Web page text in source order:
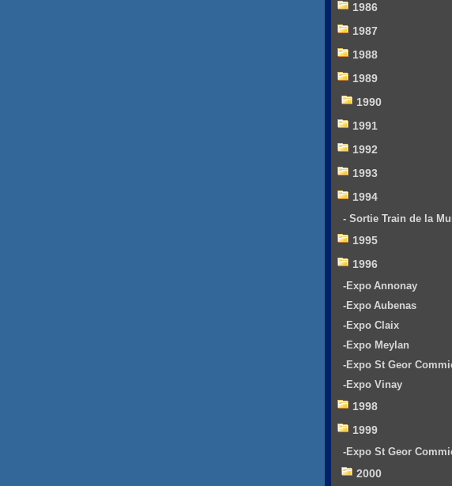
1986
1987
1988
1989
1990
1991
1992
1993
1994
- Sortie Train de la
1995
1996
-Expo Annonay
-Expo Aubenas
-Expo Claix
-Expo Meylan
-Expo St Geor
-Expo Vinay
1998
1999
-Expo St Geor
2000